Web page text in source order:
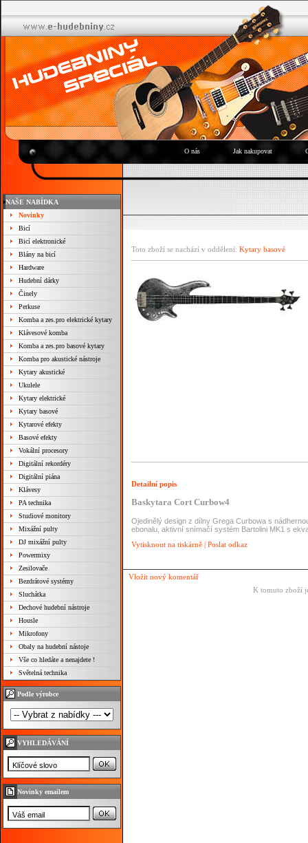
O nás Jak nakupovat
NAŠE NABÍDKA
Novinky
Bicí
Bicí elektronické
Blány na bicí
Hardware
Hudební dárky
Činely
Perkuse
Komba a zes.pro elektrické kytary
Klávesové komba
Komba a zes.pro basové kytary
Komba pro akustické nástroje
Kytary akustické
Ukulele
Kytary elektrické
Kytary basové
Kytarové efekty
Basové efekty
Vokální procesory
Digitální rekordéry
Digitální piána
Klávesy
PA technika
Studiové monitory
Mixážní pulty
DJ mixážní pulty
Powermixy
Zesilovače
Bezdrátové systémy
Sluchátka
Dechové hudební nástroje
Housle
Mikrofony
Obaly na hudební nástoje
Vše co hledáte a nenajdete !
Světelná technika
Podle výrobce
VYHLEDÁVÁNÍ
Novinky emailem
Toto zboží se nachází v oddělení: Kytary basové
Detailní popis
Baskytara Cort Curbow4
Ojedinělý design z dílny Grega Curbowa s
ebonalu, aktivní snímačí systém Bartolini MK1 s
Vytisknout na tiskárně | Poslat odkaz
Vložit nový komentář
K tomuto zboží